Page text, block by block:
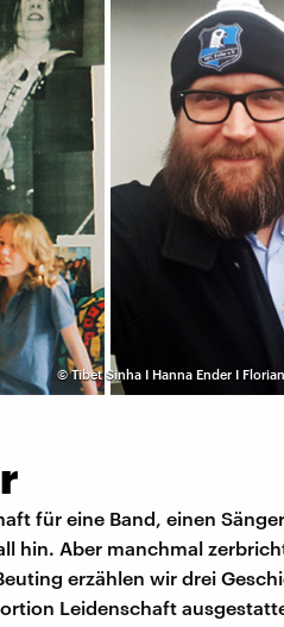
©Tibet Sinha I Hanna Ender I
für eine Band, einen
hin. Aber manchmal
erzählen wir drei
Leidenschaft